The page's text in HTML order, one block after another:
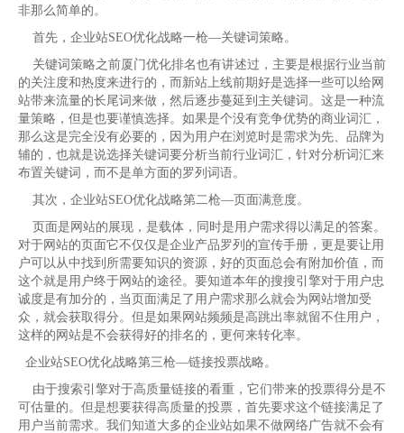
非那么简单的。
首先，企业站SEO优化战略一枪—关键词策略。
关键词策略之前厦门优化排名也有讲述过，主要是根据行业当前
的关注度和热度来进行的，而新站上线前期好是选择一些可以给网
站带来流量的长尾词来做，然后逐步蔓延到主关键词。这是一种流
量策略，但是也要谨慎选择。如果是个没有竞争优势的商业词汇，
那么这是完全没有必要的，因为用户在浏览时是需求为先、品牌为
辅的，也就是说选择关键词要分析当前行业词汇，针对分析词汇来
布置关键词，而不是单方面的罗列词语。
其次，企业站SEO优化战略第二枪—页面满意度。
页面是网站的展现，是载体，同时是用户需求得以满足的答案。
对于网站的页面它不仅仅是企业产品罗列的宣传手册，更是要让用
户可以从中找到所需要知识的资源，好的页面总会有附加价值，而
这个就是用户终于网站的途径。要知道本年的搜搜引擎对于用户忠
诚度是有加分的，当页面满足了用户需求那么就会为网站增加受
众，就会获取得分。但是如果网站频频是高跳出率就留不住用户，
这样的网站是不会获得好的排名的，更何来转化率。
企业站SEO优化战略第三枪—链接投票战略。
由于搜索引擎对于高质量链接的看重，它们带来的投票得分是不
可估量的。但是想要获得高质量的投票，首先要求这个链接满足了
用户当前需求。我们知道大多的企业站如果不做网络广告就不会有